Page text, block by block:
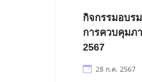
กิจกรรมอบร
การควบคุมภ
2567
28 ก.ค. 2567